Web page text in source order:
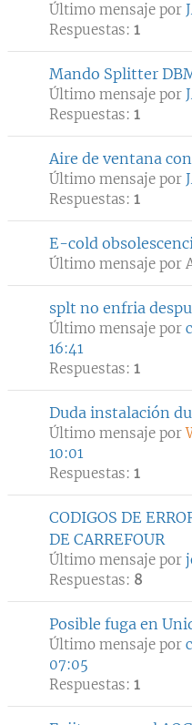
Último mensaje por
Respuestas: 1
Mando Splitter
Último mensaje por
Respuestas: 1
Aire de ventana
Último mensaje por
Respuestas: 1
E-cold
Último mensaje por
splt no enfria
Último mensaje por
16:41
Respuestas: 1
Duda instalación
Último mensaje por
10:01
Respuestas: 1
CODIGOS DE
DE CARREFOUR
Último mensaje por
Respuestas: 8
Posible fuga en
Último mensaje por
07:05
Respuestas: 1